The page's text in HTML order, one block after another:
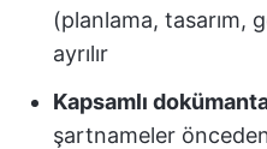
(planlama, tasarım,
ayrılır
Kapsamlı
şartnameler